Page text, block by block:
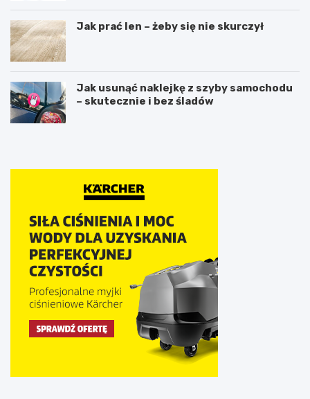
Jak prać len – żeby się nie skurczył
Jak usunąć naklejkę z szyby samochodu
– skutecznie i bez śladów